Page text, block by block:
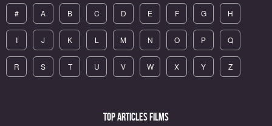
# A B C D E F G H
I J K L M N O P Q
R S T U V W X Y Z
Top articles Films